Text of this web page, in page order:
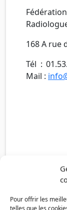
Pour offrir les
telles que les
168 A rue
Tél :
Mail :